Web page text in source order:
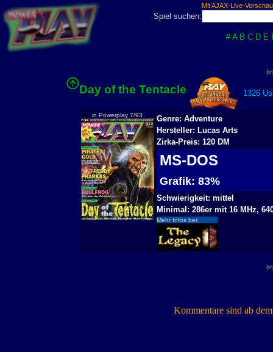
Mit AJAX-Live-
Spiel suchen:
# A B C D E
Day of the Tentacle 1326
in Powerplay 7/93
Genre: Adventure
Hersteller: Lucas Arts
Zirka-Preis: 120 DM
MS-DOS
Grafik: 83%
Schwierigkeit: mittel
Minimal: 286er mit 16 MHz,
Mehr Infos bei:
Kommentare sind ab